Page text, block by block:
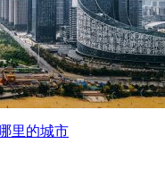
里的城市